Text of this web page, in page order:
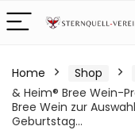
Home Shop
& Heim® Bree Wein-
Bree Wein zur
Geburtstag…